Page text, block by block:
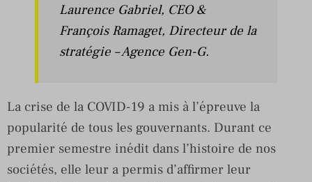
Laurence Gabriel, CEO &
François Ramaget, Directeur de la
stratégie – Agence Gen-G.
La crise de la COVID-19 a mis à l’épreuve la
popularité de tous les gouvernants. Durant ce
premier semestre inédit dans l’histoire de nos
sociétés, elle leur a permis d’affirmer leur